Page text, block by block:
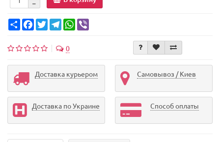
Share FacebookTwitterTelegramWhatsApp
0
Доставка курьером Самовывоз / Киев
Доставка по Украине Способ оплаты